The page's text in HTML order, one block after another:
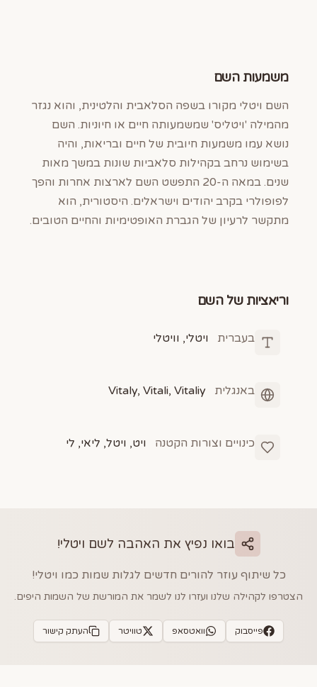
משמעות השם
השם ויטלי מקורו בשפה הסלאבית והלטינית, והוא נגזר
מהמילה 'ויטליס' שמשמעותה חיים או חיוניות. השם
נושא עמו משמעות חיובית של חיים ובריאות, והיה
בשימוש נרחב בקהילות סלאביות שונות במשך מאות
שנים. במאה ה-20 התפשט השם לארצות אחרות והפך
לפופולרי בקרב יהודים וישראלים. היסטורית, הוא
מתקשר לרעיון של הגברת האופטימיות והחיים הטובים.
וריאציות של השם
בעברית ויטלי, וויטלי
באנגלית Vitaly, Vitali, Vitaliy
כינויים וצורות הקטנה ויט, ויטל, ליאי, לי
בואו נפיץ את האהבה לשם ויטלי!
כל שיתוף עוזר להורים חדשים לגלות שמות כמו ויטלי!
הצטרפו לקהילה שלנו ועזרו לנו לשמר את המורשת של השמות היפים.
פייסבוק וואטסאפ טוויטר העתק קישור